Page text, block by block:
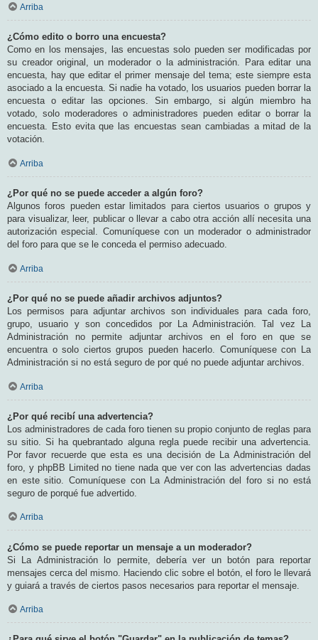
Arriba
¿Cómo edito o borro una encuesta?
Como en los mensajes, las encuestas solo pueden ser modificadas por
su creador original, un moderador o la administración. Para editar una
encuesta, hay que editar el primer mensaje del tema; este siempre esta
asociado a la encuesta. Si nadie ha votado, los usuarios pueden borrar la
encuesta o editar las opciones. Sin embargo, si algún miembro ha
votado, solo moderadores o administradores pueden editar o borrar la
encuesta. Esto evita que las encuestas sean cambiadas a mitad de la
votación.
Arriba
¿Por qué no se puede acceder a algún foro?
Algunos foros pueden estar limitados para ciertos usuarios o grupos y
para visualizar, leer, publicar o llevar a cabo otra acción allí necesita una
autorización especial. Comuníquese con un moderador o administrador
del foro para que se le conceda el permiso adecuado.
Arriba
¿Por qué no se puede añadir archivos adjuntos?
Los permisos para adjuntar archivos son individuales para cada foro,
grupo, usuario y son concedidos por La Administración. Tal vez La
Administración no permite adjuntar archivos en el foro en que se
encuentra o solo ciertos grupos pueden hacerlo. Comuníquese con La
Administración si no está seguro de por qué no puede adjuntar archivos.
Arriba
¿Por qué recibí una advertencia?
Los administradores de cada foro tienen su propio conjunto de reglas para
su sitio. Si ha quebrantado alguna regla puede recibir una advertencia.
Por favor recuerde que esta es una decisión de La Administración del
foro, y phpBB Limited no tiene nada que ver con las advertencias dadas
en este sitio. Comuníquese con La Administración del foro si no está
seguro de porqué fue advertido.
Arriba
¿Cómo se puede reportar un mensaje a un moderador?
Si La Administración lo permite, debería ver un botón para reportar
mensajes cerca del mismo. Haciendo clic sobre el botón, el foro le llevará
y guiará a través de ciertos pasos necesarios para reportar el mensaje.
Arriba